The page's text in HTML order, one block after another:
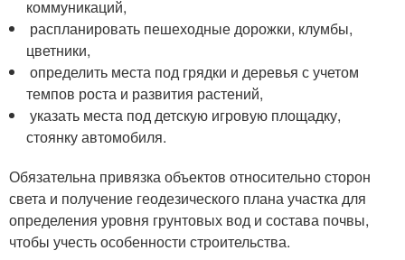
коммуникаций,
распланировать пешеходные дорожки, клумбы,
цветники,
определить места под грядки и деревья с учетом
темпов роста и развития растений,
указать места под детскую игровую площадку,
стоянку автомобиля.
Обязательна привязка объектов относительно сторон
света и получение геодезического плана участка для
определения уровня грунтовых вод и состава почвы,
чтобы учесть особенности строительства.